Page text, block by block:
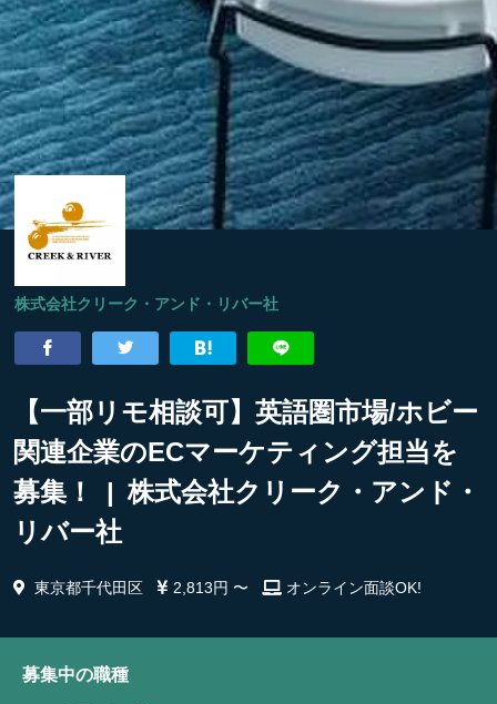
株式会社クリーク・アンド・リバー社
【一部リモ相談可】英語圏市場/ホビー
関連企業のECマーケティング担当を
募集！ | 株式会社クリーク・アンド・
リバー社
東京都千代田区 2,813円 〜 オンライン面談OK!
募集中の職種